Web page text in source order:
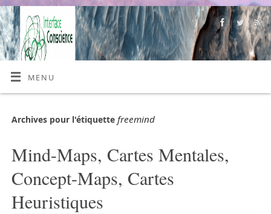
MENU
Archives pour l'étiquette freemind
Mind-Maps, Cartes Mentales,
Concept-Maps, Cartes
Heuristiques